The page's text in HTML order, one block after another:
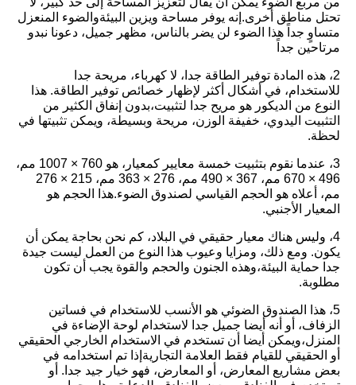
تحتل مناطق أخرى.إنه يوفر مساحة ويزين البيئةوالضوء المنعزل
متساوٍ جداً هذا الضوء لن يضر بالناس، مظهر جميل، دعونا نبدو
مرتاحين جداً
2، هذه المادة توفير الطاقة جدا، لا كهرباء، مريحة جدا
للاستخدام، في أشكال أكثر لإظهار خصائص توفير الطاقة. هذا
النوع من الديكور هو مريح جدا لتثبيت،بدون إنفاق الكثير من
التثبيت اليدوي، خفيفة الوزن، مريحة وبسيطة، ويمكن تثبيتها في
لحظة.
3، عندما نقوم بتثبيت خمسة معايير كمعيار، هو 760 × 1007 مم،
496 × 670 مم، 367 × 490 مم، 276 × 363 مم، 215 × 276
مم، أعلاه هو الحجم القياسي لصندوق الضوء.هذا الحجم هو
المعيار الأجنبي.
4، وليس هناك معيار حقيقي في البلاد، كم نحن بحاجة يمكن أن
يكون. ومع ذلك، ومزايا وعيوب هذا النوع من العمل ليست جيدة
جدا حماية البيئة،وهذه الجنون والحجم والقوة يجب أن تكون
مطلوبة.
5، هذا الصندوق الضوئي هو الأنسب للاستخدام في فساتين
الزفاف، أو أنه أيضا جميل جدا لاستخدام لوحة الإضاءة في
المنزل،ويمكن أيضا أن تستخدم في الاستخدام الخارجي الحقيقي
أو الحقيقي للقيام فقط العلامة التجاريةإذا تم استخدامه في
بعض مشاريع المعارض، أو المعارض، فهو خيار جيد جدا. أو